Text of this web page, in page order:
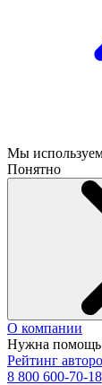
Мы
Понятно
О компании
Нужна помощь
Рейтинг
8 800 600-70-18